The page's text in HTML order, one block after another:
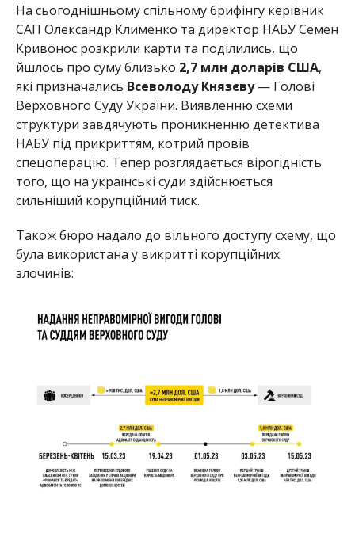
На сьогоднішньому спільному брифінгу керівник
САП Олександр Клименко та директор НАБУ Семен
Кривонос розкрили карти та поділились, що
йшлось про суму близько 2,7 млн доларів США,
які призначались Всеволоду Князєву— Голові
Верховного Суду України. Виявленню схеми
структури завдячують проникненню детектива
НАБУ під прикриттям, котрий провів
спецоперацію. Тепер розглядається вірогідність
того, що на українські суди здійснюється
сильніший корупційний тиск.
Також бюро надало до вільного доступу схему, що
була використана у викритті корупційних
злочинів: